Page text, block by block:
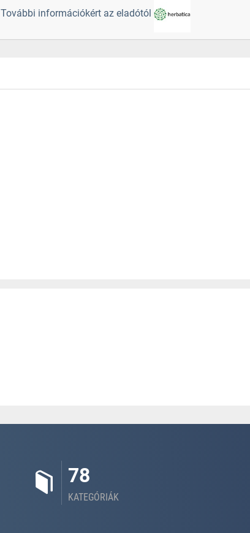
További információkért az eladótól
78
KATEGÓRIÁK